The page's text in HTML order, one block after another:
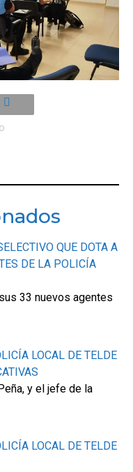
QUE DOTA A
DE LA POLICÍA
33 nuevos agentes
LOCAL DE TELDE
y el jefe de la
LOCAL DE TELDE